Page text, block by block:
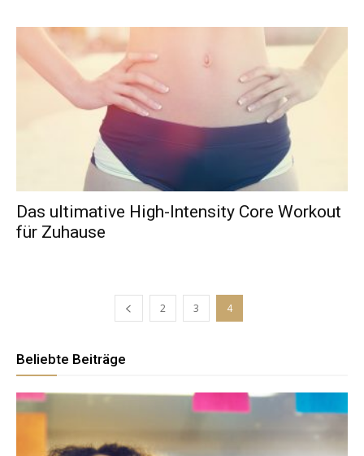
Das ultimative High-Intensity Core Workout
für Zuhause
2 3 4
Beliebte Beiträge